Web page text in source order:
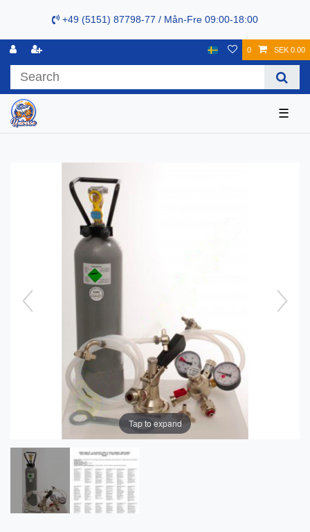
+49 (5151) 87798-77 / Mån-Fre 09:00-18:00
0 SEK 0.00
☰
Tap to expand